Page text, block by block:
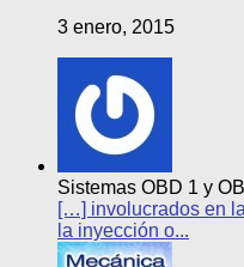
3 enero, 2015
Sistemas OBD 1 y
[…] involucrados en
la inyección o...